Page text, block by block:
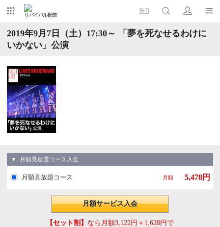
リバイバル配信
2019年9月7日（土）17:30～ 「夢を死なせるわけに
いかない」公演
▼ 月額見放題コース入会
月額見放題コース 月額 5,478円
月額サービス入会
【セット割】 なら月額3,122円＋1,628円で